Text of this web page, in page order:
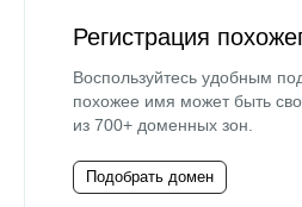
Регистрация
Воспользуйтесь удобным
похожее имя может быть
из 700+ доменных зон.
Подобрать домен